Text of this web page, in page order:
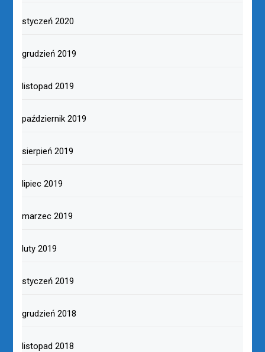
styczeń 2020
grudzień 2019
listopad 2019
październik 2019
sierpień 2019
lipiec 2019
marzec 2019
luty 2019
styczeń 2019
grudzień 2018
listopad 2018